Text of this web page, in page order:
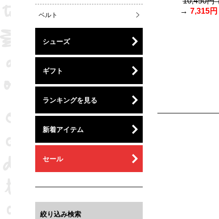
ベルト
シューズ
ギフト
ランキングを見る
新着アイテム
セール
絞り込み検索
7,315円